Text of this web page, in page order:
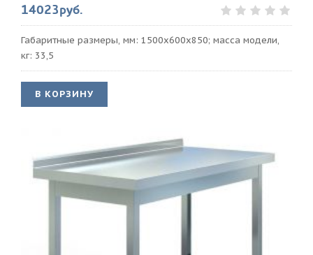
14023руб.
Габаритные размеры, мм: 1500х600х850; масса модели,
кг: 33,5
В КОРЗИНУ